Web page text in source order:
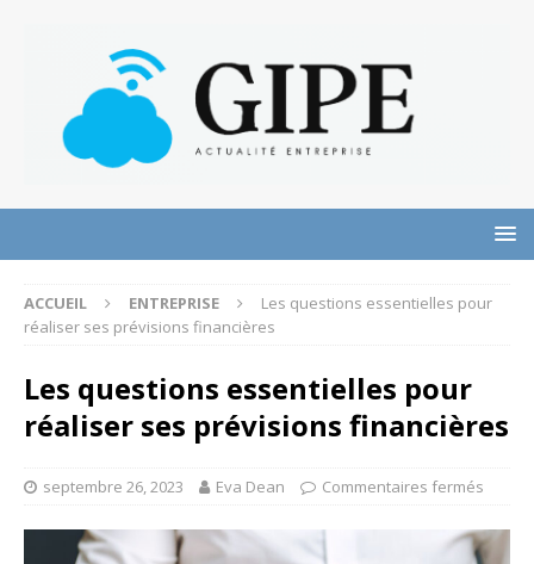
ACCUEIL ENTREPRISE
Les questions essentielles pour
réaliser ses prévisions financières
Les questions essentielles pour
réaliser ses prévisions financières
septembre 26, 2023 Eva Dean Commentaires fermés